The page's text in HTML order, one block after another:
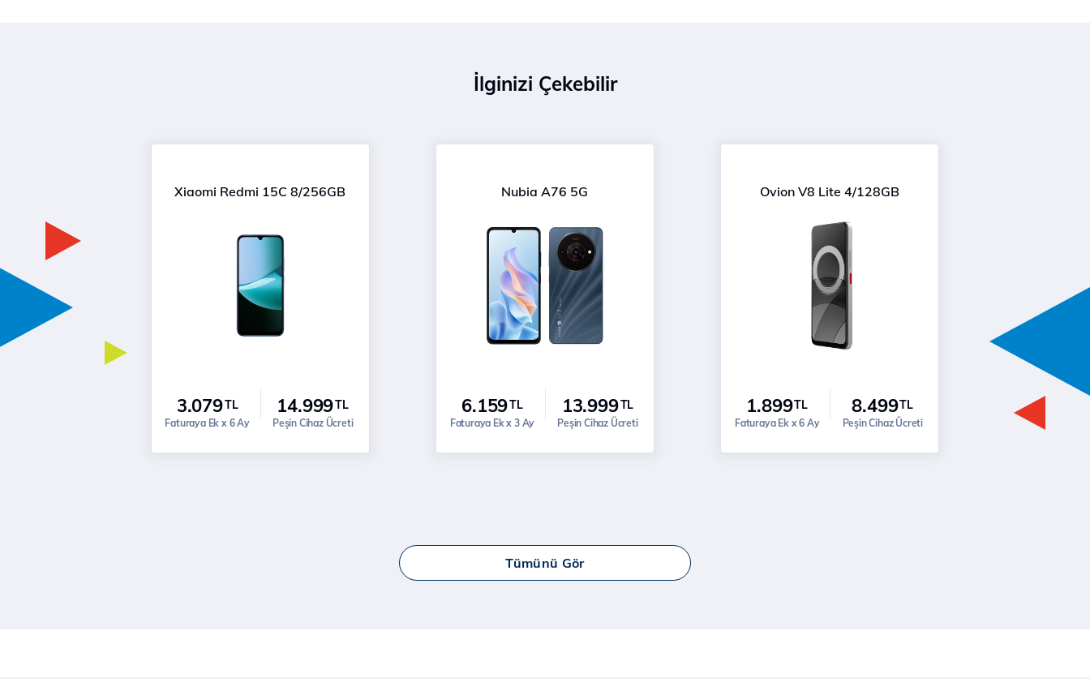
İlginizi Çekebilir
Xiaomi Redmi 15C 8/256GB
3.079TL
Faturaya Ek x 6 Ay
14.999TL
Peşin Cihaz Ücreti
Nubia A76 5G
6.159TL
Faturaya Ek x 3 Ay
13.999TL
Peşin Cihaz Ücreti
Ovion V8 Lite 4/128GB
1.899TL
Faturaya Ek x 6 Ay
8.499TL
Peşin Cihaz Ücreti
Tümünü Gör